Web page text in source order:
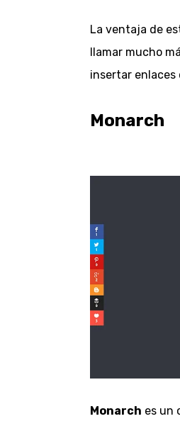
La ventaja de
llamar mucho
insertar enlaces
Monarch
Monarch es un